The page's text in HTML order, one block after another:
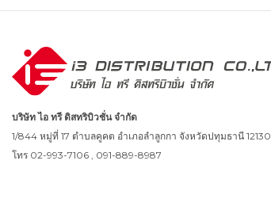
บริษัท ไอ ทรี ดิสทริบิวชั่น จำกัด
1/844 หมู่ที่ 17 ตำบลคูคต อำเภอลำลูกกา จังหวัดปทุมธานี 12130
โทร 02-993-7106 , 091-889-8987